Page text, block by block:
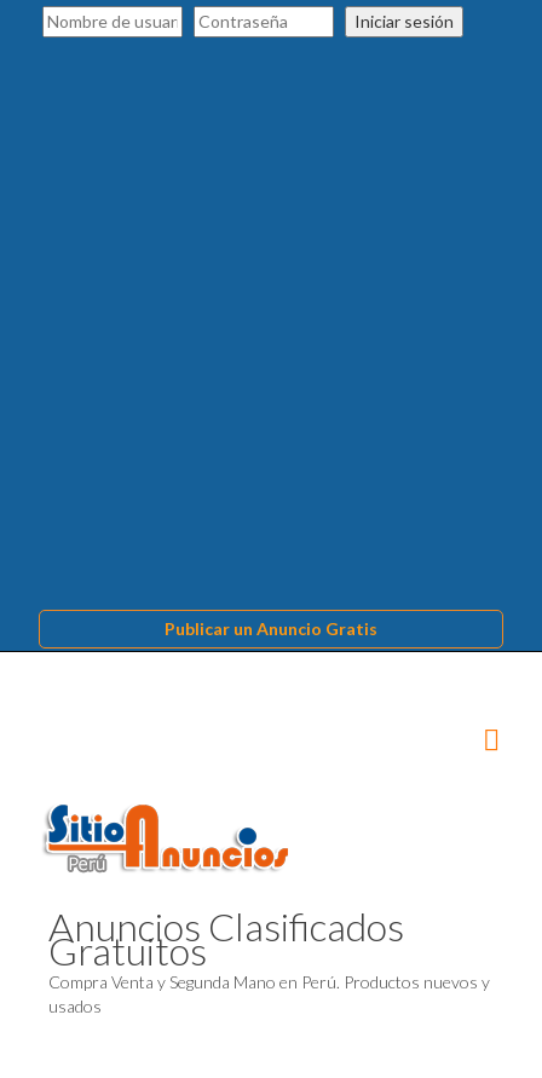
Iniciar sesión
Publicar un Anuncio Gratis
Anuncios Clasificados
Gratuitos
Compra Venta y Segunda Mano en Perú. Productos nuevos y
usados